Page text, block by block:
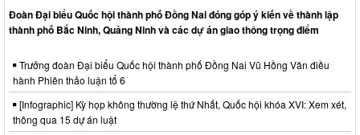
Đoàn Đại biểu Quốc hội thành phố Đồng Nai đóng góp ý kiến về thành lập
thành phố Bắc Ninh, Quảng Ninh và các dự án giao thông trọng điểm
Trưởng đoàn Đại biểu Quốc hội thành phố Đồng Nai Vũ Hồng Văn điều
hành Phiên thảo luận tổ 6
[Infographic] Kỳ họp không thường lệ thứ Nhất, Quốc hội khóa XVI: Xem xét,
thông qua 15 dự án luật